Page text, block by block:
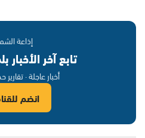
إذاعة
تابع آخر
أخبار عاجلة ·
انضم